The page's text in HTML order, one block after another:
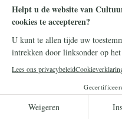
"shariavrij"
Staten voorbij. De
deelstaat Texas
anti-sharia-
Lees meer